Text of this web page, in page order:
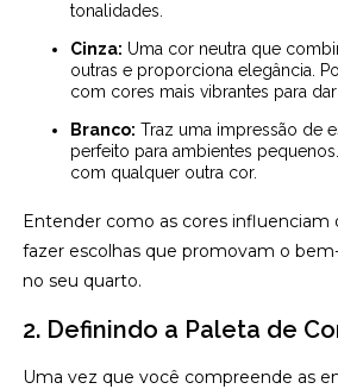
tonalidades.
Cinza: Uma cor neutra que
outras e proporciona elegância.
com cores mais vibrantes para dar
Branco: Traz uma impressão de
perfeito para ambientes
com qualquer outra cor.
Entender como as cores influenciam
fazer escolhas que promovam o
no seu quarto.
2. Definindo a Paleta de
Uma vez que você compreende as